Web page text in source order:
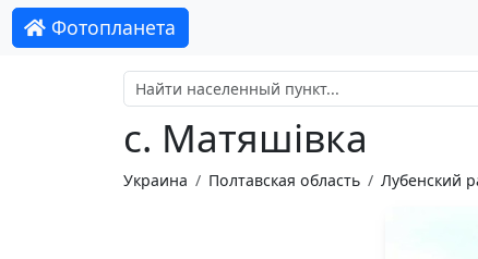
Фотопланета
с. Матяшівка
Украина Полтавская область Лубенский